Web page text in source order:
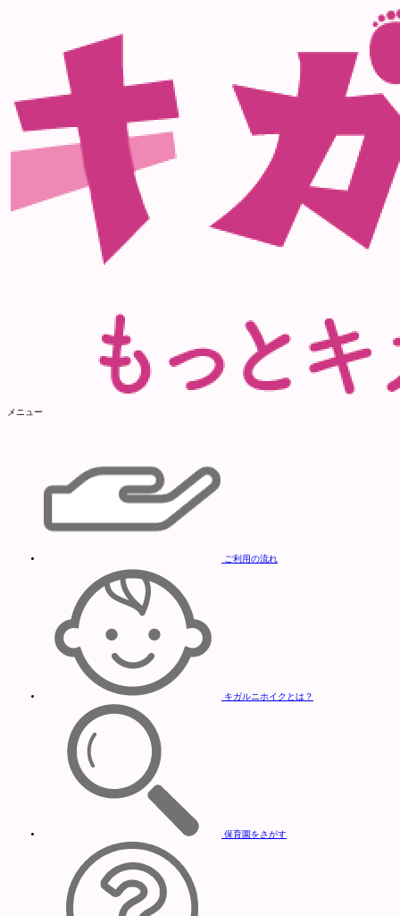
メニュー
ご利用の流れ
キガルニホイクとは？
保育園をさがす